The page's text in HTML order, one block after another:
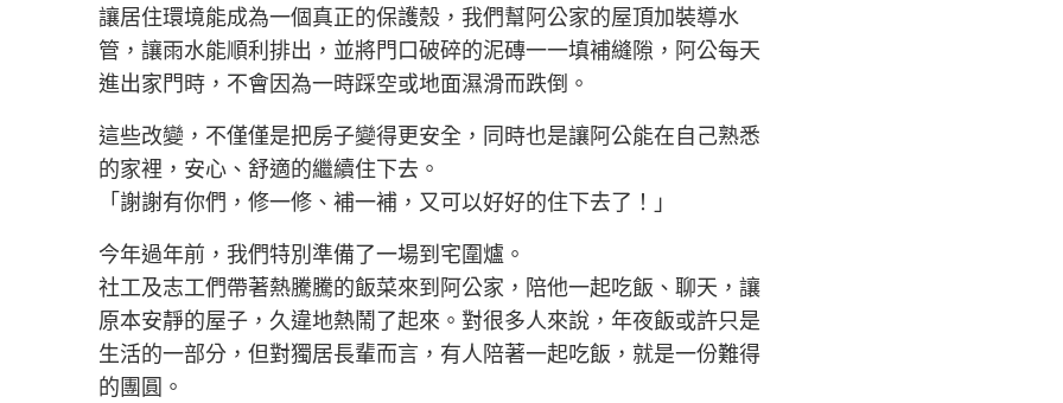
讓居住環境能成為一個真正的保護殼，我們幫阿公家的屋頂加裝導水
管，讓雨水能順利排出，並將門口破碎的泥磚一一填補縫隙，阿公每天
進出家門時，不會因為一時踩空或地面濕滑而跌倒。
這些改變，不僅僅是把房子變得更安全，同時也是讓阿公能在自己熟悉
的家裡，安心、舒適的繼續住下去。
「謝謝有你們，修一修、補一補，又可以好好的住下去了！」
今年過年前，我們特別準備了一場到宅圍爐。
社工及志工們帶著熱騰騰的飯菜來到阿公家，陪他一起吃飯、聊天，讓
原本安靜的屋子，久違地熱鬧了起來。對很多人來說，年夜飯或許只是
生活的一部分，但對獨居長輩而言，有人陪著一起吃飯，就是一份難得
的團圓。